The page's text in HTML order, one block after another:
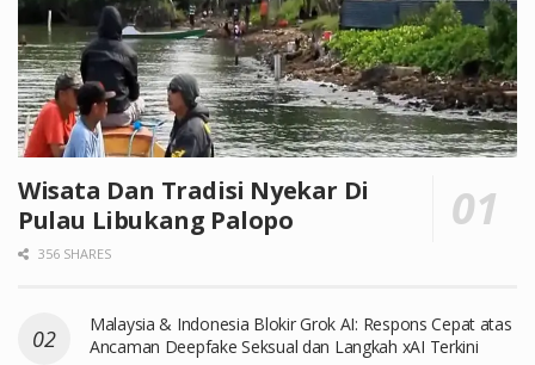
Wisata Dan Tradisi Nyekar Di
Pulau Libukang Palopo
356 SHARES
Malaysia & Indonesia Blokir Grok AI: Respons Cepat atas
Ancaman Deepfake Seksual dan Langkah xAI Terkini